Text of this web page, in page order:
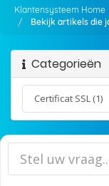
Klantensysteem Home
Bekijk artikels die
Categorieën